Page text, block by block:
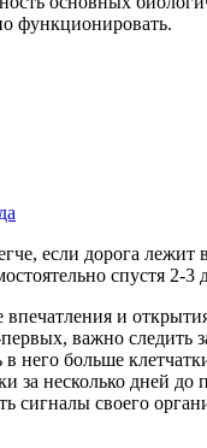
функционировать.
если дорога
спустя 2-3
и
важно следить
него больше
за несколько дней
сигналы своего